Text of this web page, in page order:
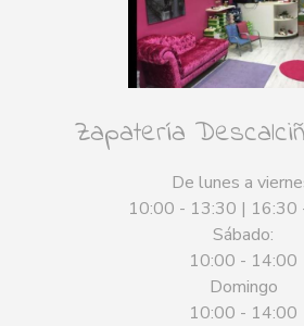
Zapatería
De lunes a
10:00 - 13:30 | 16:30
Sábado:
10:00 - 14:00
Domingo
10:00 - 14:00